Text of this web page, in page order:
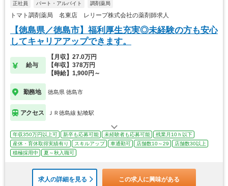
正社員 パート・アルバイト 調剤薬局
トマト調剤薬局 名東店 レリープ株式会社の薬剤師求人
【徳島県／徳島市】福利厚生充実◎未経験の方も安心
してキャリアアップできます。
給与
【月収】27.0万円
【年収】378万円
【時給】1,900円～
勤務地 徳島県 徳島市
アクセス ＪＲ徳島線 鮎喰駅
年収350万円以上可 新卒も応募可能 未経験者も応募可能
残業月10ｈ以下
産休・育休取得実績有り
スキルアップ 車通勤可 店舗数10～29
店舗数30以上
積極採用中
夏～秋入職可
求人の詳細を見る この求人に興味がある